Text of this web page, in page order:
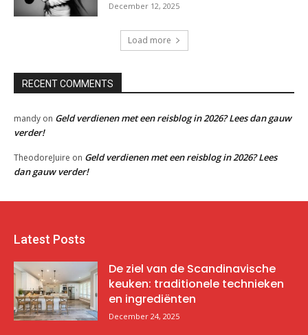
December 12, 2025
Load more
RECENT COMMENTS
mandy on Geld verdienen met een reisblog in 2026? Lees dan gauw
verder!
TheodoreJuire on Geld verdienen met een reisblog in 2026? Lees
dan gauw verder!
Latest Posts
De ziel van de Scandinavische
keuken: traditionele technieken
en ingrediënten
December 24, 2025